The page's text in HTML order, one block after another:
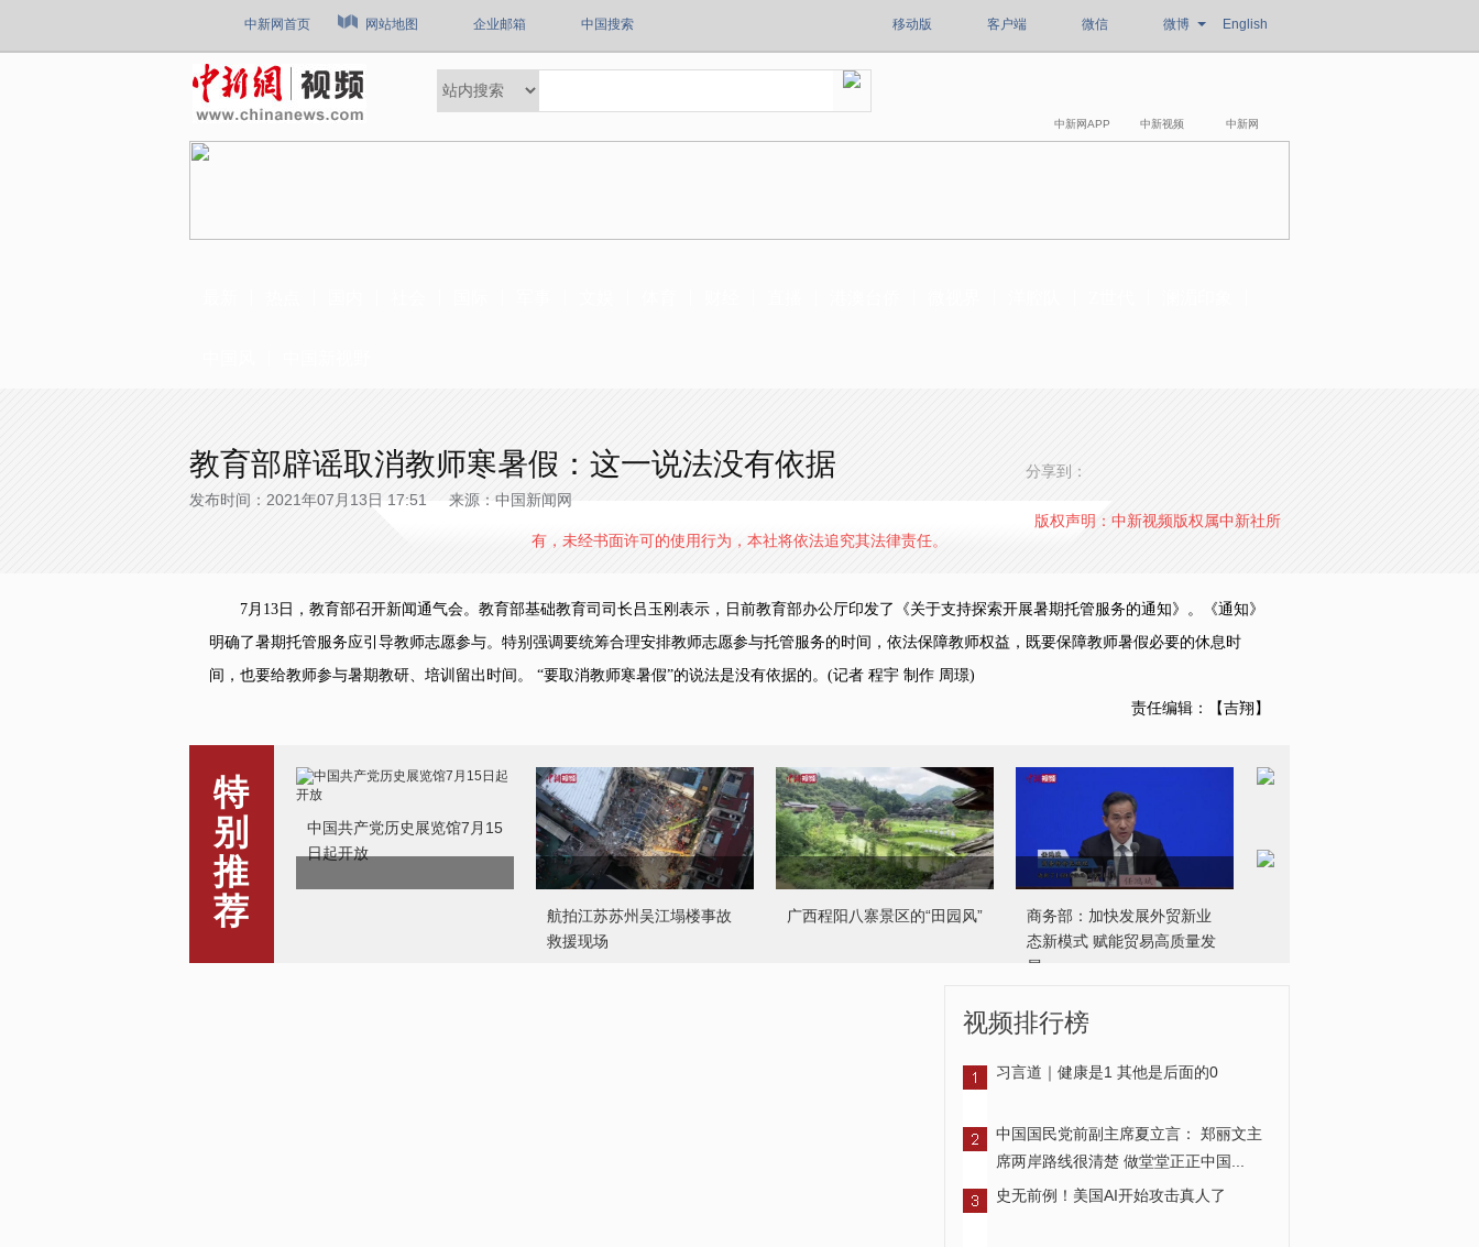
中新网首页 网站地图 企业邮箱 中国搜索 移动版 客户端 微信 微博 English
中新网APP 中新视频 中新网
教育部辟谣取消教师寒暑假：这一说法没有依据
发布时间：2021年07月13日 17:51 来源：中国新闻网
分享到：
版权声明：中新视频版权属中新社所
有，未经书面许可的使用行为，本社将依法追究其法律责任。
7月13日，教育部召开新闻通气会。教育部基础教育司司长吕玉刚表示，日前教育部办公厅印发了《关于支持探索开展暑期托管服务的通知》。《通知》
明确了暑期托管服务应引导教师志愿参与。特别强调要统筹合理安排教师志愿参与托管服务的时间，依法保障教师权益，既要保障教师暑假必要的休息时
间，也要给教师参与暑期教研、培训留出时间。 “要取消教师寒暑假”的说法是没有依据的。(记者 程宇 制作 周璟)
责任编辑：【吉翔】
特
别
推
荐
中国共产党历史展览馆7月15
日起开放
航拍江苏苏州吴江塌楼事故
救援现场
广西程阳八寨景区的“田园风”
商务部：加快发展外贸新业
态新模式 赋能贸易高质量发
展
次
视频排行榜
习言道｜健康是1 其他是后面的0
中国国民党前副主席夏立言： 郑丽文主
席两岸路线很清楚 做堂堂正正中国...
史无前例！美国AI开始攻击真人了